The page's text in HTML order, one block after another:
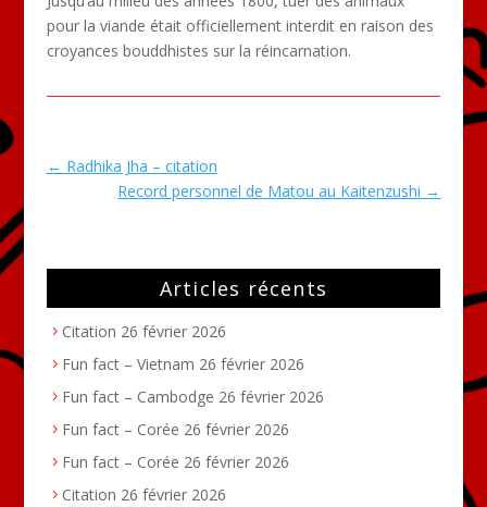
pour la viande était officiellement interdit en raison des
croyances bouddhistes sur la réincarnation.
← Radhika Jha – citation
Record personnel de Matou au Kaitenzushi →
Articles récents
Citation 26 février 2026
Fun fact – Vietnam 26 février 2026
Fun fact – Cambodge 26 février 2026
Fun fact – Corée 26 février 2026
Fun fact – Corée 26 février 2026
Citation 26 février 2026